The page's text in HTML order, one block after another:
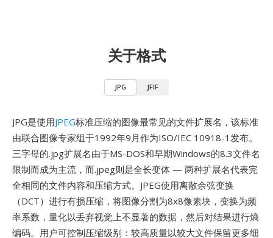
关于格式
JPG JFIF
JPG是使用JPEG标准压缩的图像最常见的文件扩展名，该标准
由联合图像专家组于1992年9月作为ISO/IEC 10918-1发布。
三字母的.jpg扩展名由于MS-DOS和早期Windows的8.3文件名
限制而成为主流，而.jpeg则是全长变体 — 两种扩展名代表完
全相同的文件内容和压缩方式。JPEG使用离散余弦变换
（DCT）进行有损压缩，将图像分割为8x8像素块，变换为频
率系数，量化以丢弃视觉上不显著的数据，然后对结果进行熵
编码。用户可控制压缩级别：较高质量以较大文件保留更多细